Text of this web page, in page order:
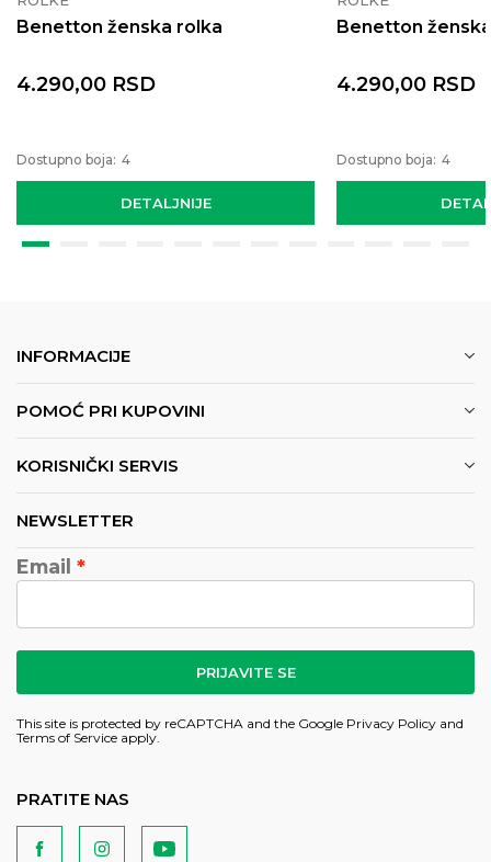
Benetton ženska rolka
DETALJNIJE
4.290,00 RSD
Dostupno boja: 4
Benetton
4.290,00 RSD
Dostupno boja: 4
INFORMACIJE
POMOĆ PRI KUPOVINI
KORISNIČKI SERVIS
NEWSLETTER
Email
PRIJAVITE SE
This site is protected by reCAPTCHA and the Google Privacy Policy and
Terms of Service apply.
PRATITE NAS